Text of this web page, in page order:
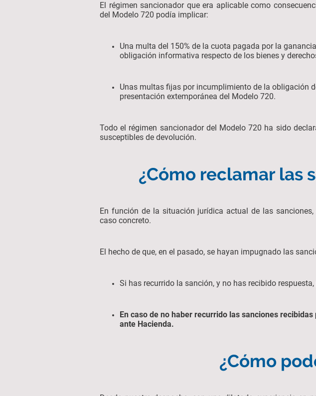
El régimen sancionador que era aplicable como
del Modelo 720 podía implicar:
Una multa del 150% de la cuota pagada por la
obligación informativa respecto de los bienes y
Unas multas fijas por incumplimiento de la obligación
presentación extemporánea del Modelo 720.
Todo el régimen sancionador del Modelo 720 ha sido
susceptibles de devolución.
¿Cómo reclamar las
En función de la situación jurídica actual de las
caso concreto.
El hecho de que, en el pasado, se hayan impugnado las
Si has recurrido la sanción, y no has recibido
En caso de no haber recurrido las sanciones
ante Hacienda.
¿Cómo